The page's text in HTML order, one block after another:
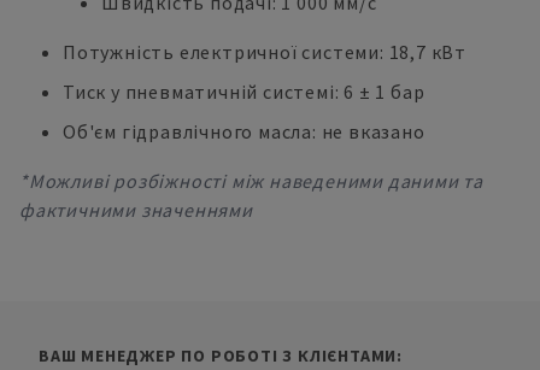
Потужність електричної системи: 18,7 кВт
Тиск у пневматичній системі: 6 ± 1 бар
Об'єм гідравлічного масла: не вказано
*Можливі розбіжності між наведеними даними та
фактичними значеннями
ВАШ МЕНЕДЖЕР ПО РОБОТІ З КЛІЄНТАМИ: